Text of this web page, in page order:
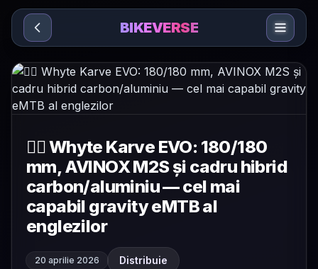
Sari la conținut
BIKEVERSE
🚵‍♂️ Whyte Karve EVO: 180/180
mm, AVINOX M2S și cadru hibrid
carbon/aluminiu — cel mai
capabil gravity eMTB al
englezilor
20 aprilie 2026 Distribuie